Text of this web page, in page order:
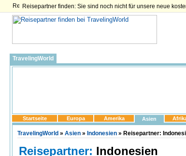
Reisepartner finden: Sie sind noch nicht für unsere neue
TravelingWorld
Startseite Europa Amerika Asien
TravelingWorld » Asien » Indonesien » Reisepartner:
Reisepartner: Indonesien